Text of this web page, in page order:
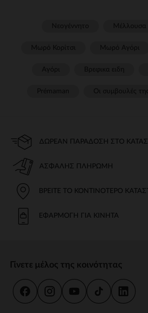
ΔΩΡΕΆΝ ΠΑΡΆΔΟΣΗ ΣΤΟ
ΑΣΦΑΛΉΣ ΠΛΗΡΩΜΉ
ΒΡΕΊΤΕ ΤΟ ΚΟΝΤΙΝΌΤΕΡΟ
ΕΦΑΡΜΟΓΉ ΓΙΑ ΚΙΝΗΤΆ
Γίνετε μέλος της κοινότητας